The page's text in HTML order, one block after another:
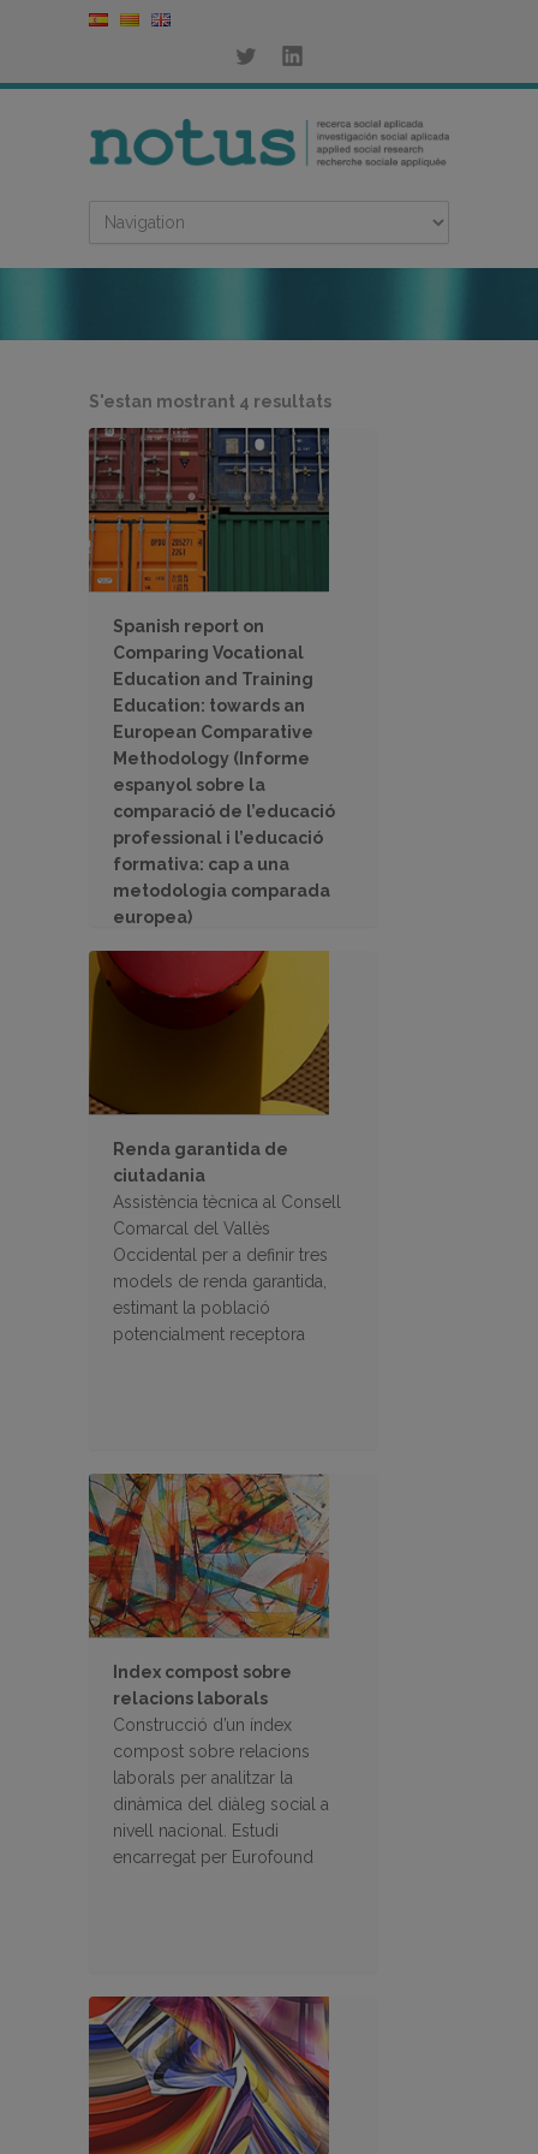
S'estan mostrant 4 resultatsOrdenat
Spanish report on
Comparing Vocational
Education and Training
Education: towards an
European Comparative
Methodology (Informe
espanyol sobre la
comparació de l’educació
professional i l’educació
formativa: cap a una
metodologia comparada
europea)
metodologia comparativa
europea per a l’anàlisi de les
Renda garantida de
ciutadania
Assistència tècnica al Consell
Comarcal del Vallès
Occidental per a definir tres
models de renda garantida,
estimant la població
potencialment receptora
Index compost sobre
relacions laborals
Construcció d’un índex
compost sobre relacions
laborals per analitzar la
dinàmica del diàleg social a
nivell nacional. Estudi
encarregat per Eurofound